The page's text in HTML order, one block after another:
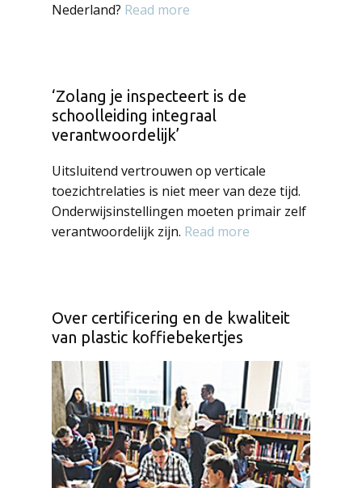
Nederland? Read more
‘Zolang je inspecteert is de
schoolleiding integraal
verantwoordelijk’
Uitsluitend vertrouwen op verticale
toezichtrelaties is niet meer van deze tijd.
Onderwijsinstellingen moeten primair zelf
verantwoordelijk zijn. Read more
Over certificering en de kwaliteit
van plastic koffiebekertjes